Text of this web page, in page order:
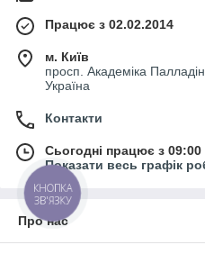
Працює з 02.02.2014
м. Київ
просп. Академіка
Україна
Контакти
Сьогодні працює з
Показати весь графік
Про нас
КНОПКА
ЗВ'ЯЗКУ